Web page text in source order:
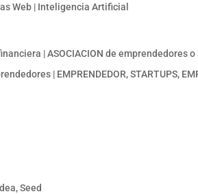
Web | Inteligencia Artificial
| ASOCIACION de emprendedores
| EMPRENDEDOR, STARTUPS,
Seed